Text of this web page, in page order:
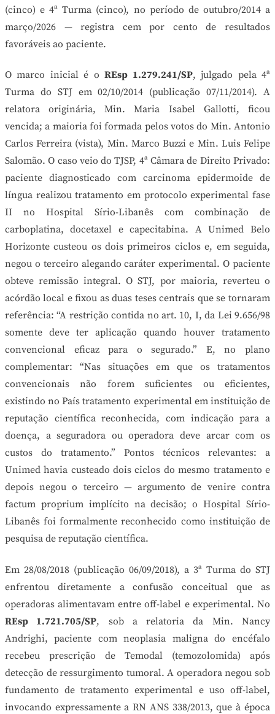
(cinco) e 4ª Turma (cinco), no período de outubro/2014 a
março/2026 — registra cem por cento de resultados
favoráveis ao paciente.
O marco inicial é oREsp 1.279.241/SP, julgado pela 4ª
Turma do STJ em 02/10/2014 (publicação 07/11/2014). A
relatora originária, Min. Maria Isabel Gallotti, ficou
vencida; a maioria foi formada pelos votos do Min. Antonio
Carlos Ferreira (vista), Min. Marco Buzzi e Min. Luis Felipe
Salomão. O caso veio do TJSP, 4ª Câmara de Direito Privado:
paciente diagnosticado com carcinoma epidermoide de
língua realizou tratamento em protocolo experimental fase
II no Hospital Sírio-Libanês com combinação de
carboplatina, docetaxel e capecitabina. A Unimed Belo
Horizonte custeou os dois primeiros ciclos e, em seguida,
negou o terceiro alegando caráter experimental. O paciente
obteve remissão integral. O STJ, por maioria, reverteu o
acórdão local e fixou as duas teses centrais que se tornaram
referência: “A restrição contida no art. 10, I, da Lei 9.656/98
somente deve ter aplicação quando houver tratamento
convencional eficaz para o segurado.” E, no plano
complementar: “Nas situações em que os tratamentos
convencionais não forem suficientes ou eficientes,
existindo no País tratamento experimental em instituição de
reputação científica reconhecida, com indicação para a
doença, a seguradora ou operadora deve arcar com os
custos do tratamento.” Pontos técnicos relevantes: a
Unimed havia custeado dois ciclos do mesmo tratamento e
depois negou o terceiro — argumento de venire contra
factum proprium implícito na decisão; o Hospital Sírio-
Libanês foi formalmente reconhecido como instituição de
pesquisa de reputação científica.
Em 28/08/2018 (publicação 06/09/2018), a 3ª Turma do STJ
enfrentou diretamente a confusão conceitual que as
operadoras alimentavam entre off-label e experimental. No
REsp 1.721.705/SP, sob a relatoria da Min. Nancy
Andrighi, paciente com neoplasia maligna do encéfalo
recebeu prescrição de Temodal (temozolomida) após
detecção de ressurgimento tumoral. A operadora negou sob
fundamento de tratamento experimental e uso off-label,
invocando expressamente a RN ANS 338/2013, que à época